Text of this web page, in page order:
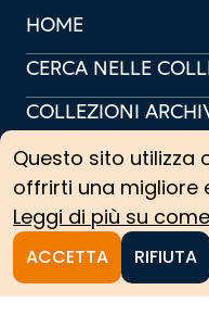
Questo sito utilizza
offrirti una migliore
Leggi di più su
ACCETTA RIFIUTA
HOME
CERCA NELLE
COLLEZIONI
COLLEZIONI
PERCORSI TEMATICI
PROTAGONISTI
NEWS